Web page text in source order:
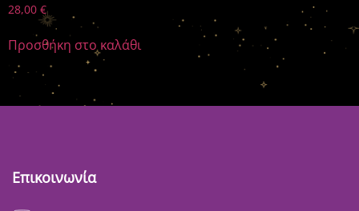
28,00 €
Προσθήκη στο καλάθι
Επικοινωνία